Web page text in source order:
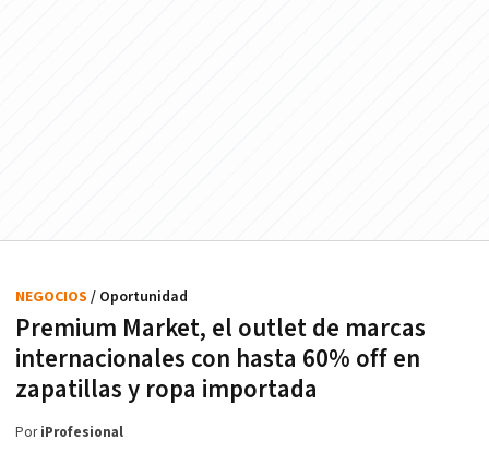
Premium Market, el outlet de marcas
internacionales con hasta 60% off en
zapatillas y ropa importada
NEGOCIOS / Oportunidad
PoriProfesional